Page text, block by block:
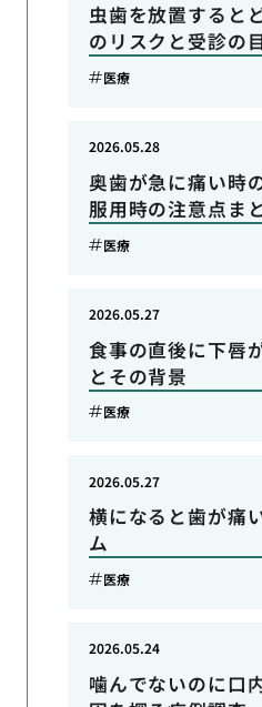
虫歯を放置すると
のリスクと受診の
医療
奥歯が急に痛い時
服用時の注意点ま
2026.05.28
医療
食事の直後に下唇
とその背景
2026.05.27
医療
横になると歯が痛
ム
2026.05.27
医療
噛んでないのに口
2026.05.24